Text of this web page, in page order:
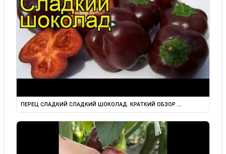
▶
ПЕРЕЦ СЛАДКИЙ СЛАДКИЙ ШОКОЛАД. КРАТКИЙ ОБЗОР ...